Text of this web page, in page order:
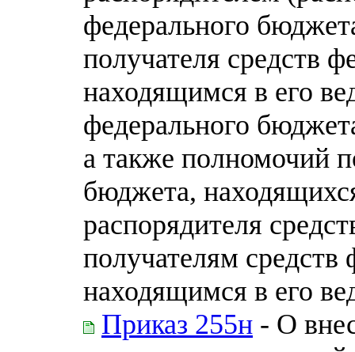
федерального
получателя средств
находящимся в его
федерального
а также полномочий
бюджета,
распорядителя
получателям
находящимся в его
Приказ 255н - О